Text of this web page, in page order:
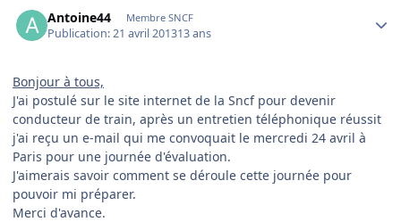
Antoine44 Membre SNCF
Publication:21 avril 201313 ans
Bonjour à tous,
J'ai postulé sur le site internet de la Sncf pour devenir
conducteur de train, après un entretien téléphonique réussit
j'ai reçu un e-mail qui me convoquait le mercredi 24 avril à
Paris pour une journée d'évaluation.
J'aimerais savoir comment se déroule cette journée pour
pouvoir mi préparer.
Merci d'avance.